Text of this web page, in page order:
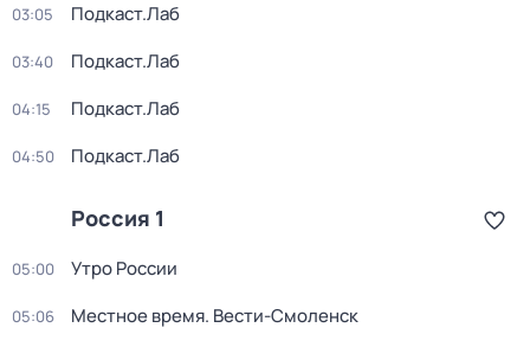
03:05 Подкаст.Лаб
03:40 Подкаст.Лаб
04:15 Подкаст.Лаб
04:50 Подкаст.Лаб
Россия 1
05:00 Утро России
05:06 Местное время. Вести-Смоленск